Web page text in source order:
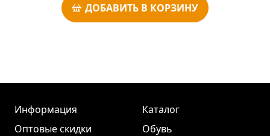
ДОБАВИТЬ В КОРЗИНУ
Информация
Оптовые скидки
Каталог
Обувь